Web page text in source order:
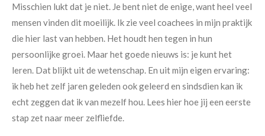
Misschien lukt dat je niet. Je bent niet de enige, want heel veel
mensen vinden dit moeilijk. Ik zie veel coachees in mijn praktijk
die hier last van hebben. Het houdt hen tegen in hun
persoonlijke groei. Maar het goede nieuws is: je kunt het
leren. Dat blijkt uit de wetenschap. En uit mijn eigen ervaring:
ik heb het zelf jaren geleden ook geleerd en sindsdien kan ik
echt zeggen dat ik van mezelf hou. Lees hier hoe jij een eerste
stap zet naar meer zelfliefde.